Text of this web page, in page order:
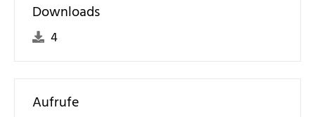
Downloads
4
Aufrufe